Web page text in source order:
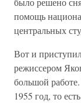
помощь
центральных
Вот и
режиссером
большой
1955 год, то